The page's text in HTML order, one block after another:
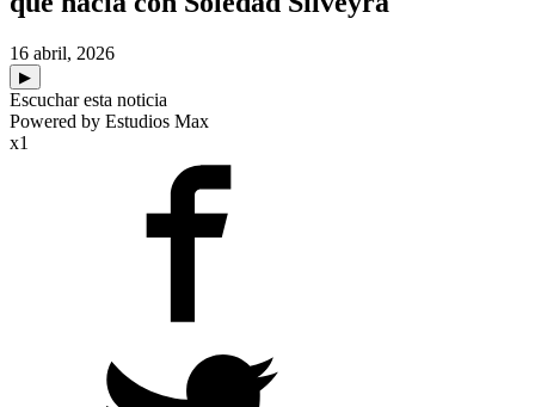
16 abril, 2026
▶
Escuchar esta noticia
Powered by Estudios Max
x1